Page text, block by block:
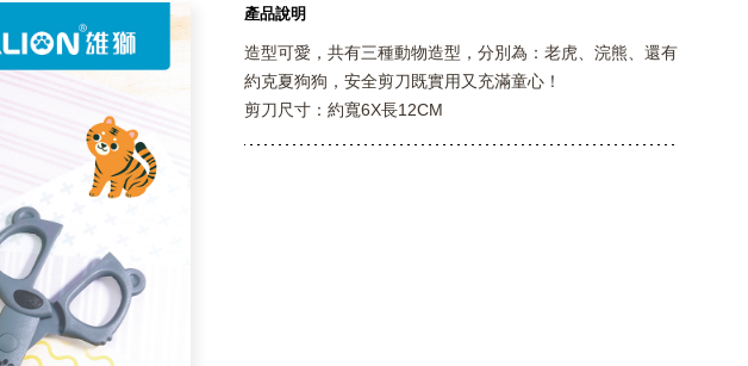
產品說明
造型可愛，共有三種動物造型，分別為：老虎、浣熊、還有
約克夏狗狗，安全剪刀既實用又充滿童心！
剪刀尺寸：約寬6X長12CM